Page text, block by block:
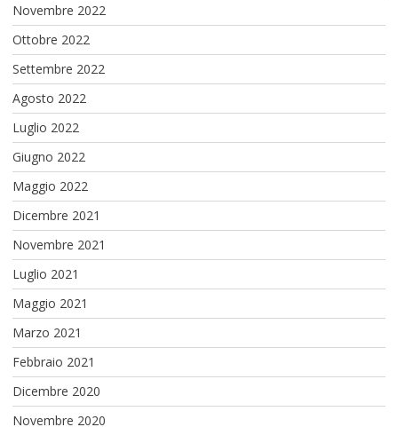
Novembre 2022
Ottobre 2022
Settembre 2022
Agosto 2022
Luglio 2022
Giugno 2022
Maggio 2022
Dicembre 2021
Novembre 2021
Luglio 2021
Maggio 2021
Marzo 2021
Febbraio 2021
Dicembre 2020
Novembre 2020